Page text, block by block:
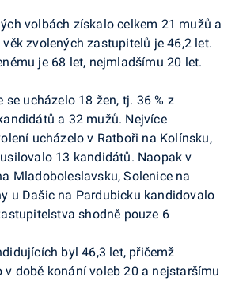
volbách získalo celkem 21 mužů a
věk zvolených zastupitelů je 46,2 let.
je 68 let, nejmladšímu 20 let.
se ucházelo 18 žen, tj. 36 % z
a 32 mužů. Nejvíce
ucházelo v Ratboři na Kolínsku,
13 kandidátů. Naopak v
Mladoboleslavsku, Solenice na
u Dašic na Pardubicku kandidovalo
shodně pouze 6
byl 46,3 let, přičemž
době konání voleb 20 a nejstaršímu